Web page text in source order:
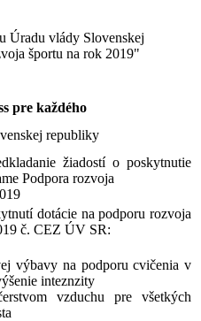
Úradu vlády Slovenskej
športu na rok 2019"
pre každého
republiky
žiadostí o poskytnutie
Podpora rozvoja
dotácie na podporu rozvoja
č. CEZ ÚV SR:
výbavy na podporu cvičenia v
inteznzity
vzduchu pre všetkých